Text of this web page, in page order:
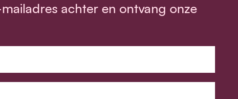
achter en ontvang onze